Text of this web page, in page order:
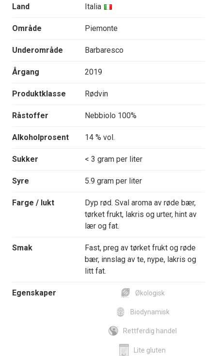
Land Italia
Område Piemonte
Underområde Barbaresco
Årgang 2019
Produktklasse Rødvin
Råstoffer Nebbiolo 100%
Alkoholprosent 14 % vol.
Sukker < 3 gram per liter
Syre 5.9 gram per liter
Farge / lukt
Dyp rød. Sval aroma av røde bær,
tørket frukt, lakris og urter, hint av
lær og fat.
Smak
Fast, preg av tørket frukt og røde
bær, innslag av te, nype, lakris og
litt fat.
Egenskaper Økologisk
Biodynamisk
Rettferdig handel
Lite gluten